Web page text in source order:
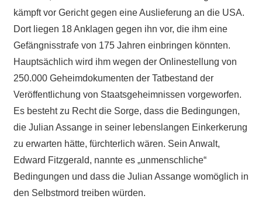
kämpft vor Gericht gegen eine Auslieferung an die USA.
Dort liegen 18 Anklagen gegen ihn vor, die ihm eine
Gefängnisstrafe von 175 Jahren einbringen könnten.
Hauptsächlich wird ihm wegen der Onlinestellung von
250.000 Geheimdokumenten der Tatbestand der
Veröffentlichung von Staatsgeheimnissen vorgeworfen.
Es besteht zu Recht die Sorge, dass die Bedingungen,
die Julian Assange in seiner lebenslangen Einkerkerung
zu erwarten hätte, fürchterlich wären. Sein Anwalt,
Edward Fitzgerald, nannte es „unmenschliche“
Bedingungen und dass die Julian Assange womöglich in
den Selbstmord treiben würden.